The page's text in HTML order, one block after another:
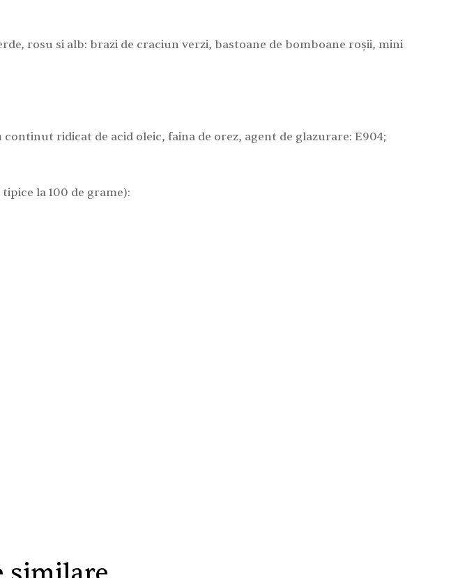
rosu si alb: brazi de craciun verzi, bastoane de bomboane roșii, mini
ridicat de acid oleic, faina de orez, agent de glazurare: E904;
la 100 de grame):